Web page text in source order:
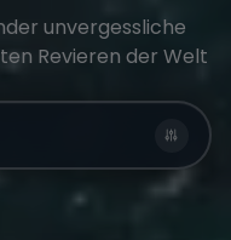
unvergessliche
Revieren der Welt